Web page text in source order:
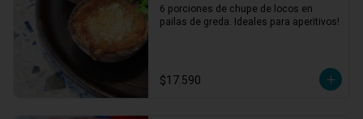
6 porciones de chupe de locos en
pailas de greda. Ideales para aperitivos!
$17.590